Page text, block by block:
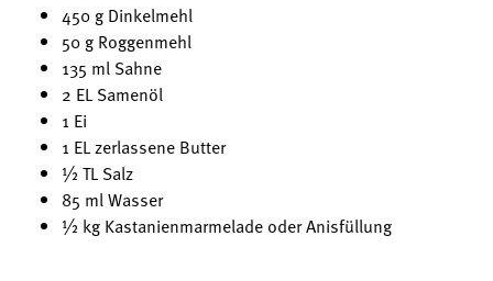
450 g Dinkelmehl
50 g Roggenmehl
135 ml Sahne
2 EL Samenöl
1 Ei
1 EL zerlassene Butter
½ TL Salz
85 ml Wasser
½ kg Kastanienmarmelade oder Anisfüllung